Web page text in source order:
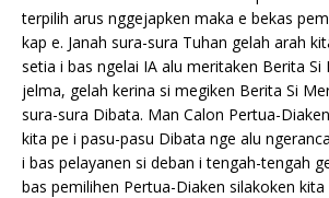
terpilih arus nggejapken maka e bekas
kap e. Janah sura-sura Tuhan gelah arah
setia i bas ngelai IA alu meritaken Berita Si
jelma, gelah kerina si megiken Berita Si
sura-sura Dibata. Man Calon Pertua-
kita pe i pasu-pasu Dibata nge alu
i bas pelayanen si deban i tengah-tengah
bas pemilihen Pertua-Diaken silakoken